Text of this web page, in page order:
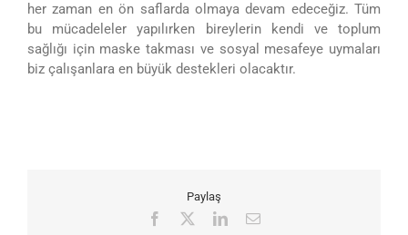
her zaman en ön saflarda olmaya devam edeceğiz. Tüm
bu mücadeleler yapılırken bireylerin kendi ve toplum
sağlığı için maske takması ve sosyal mesafeye uymaları
biz çalışanlara en büyük destekleri olacaktır.
Paylaş
Facebook LinkedIn
E-